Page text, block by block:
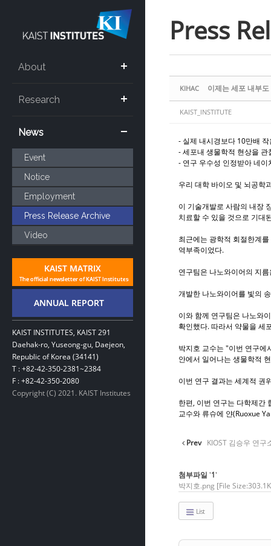
About
Research
News
Event
Notice
Employment
Press Release Archive
Video
KAIST INSTITUTES, KAIST 291
Daehak-ro, Yuseong-gu, Daejeon,
Republic of Korea (34141)
T : +82-42-350-2381~2384
F : +82-42-350-2080
Copyright (C) 2021. KAIST Institutes
Press
KIHAC 이제는 세포 내부
KAIST_INSTITUTE
- 실제 내시경보다 10만배
- 세포내 생물학적 현상을
- 연구 우수성 인정받아 네
우리 대학 바이오 및 뇌공학
이 기술개발로 사람의 내장
치료할 수 있을 것으로 기대
최근에는 광학적 회절한계
역부족이었다.
연구팀은 나노와이어의 지
개발한 나노와이어를 빛의
이와 함께 연구팀은 나노와
확인했다. 따라서 약물을 세
박지호 교수는 "이번 연구에
안에서 일어나는 생물학적
이번 연구 결과는 세계적
한편, 이번 연구는 다학제간
교수와 류슈에 얀(Ruoxue
Prev KIOST 김승우 연
첨부파일 '1'
박지호.png [File
List